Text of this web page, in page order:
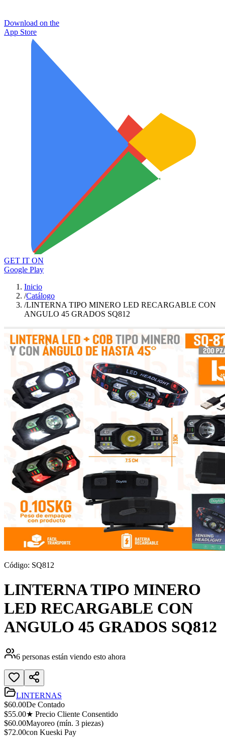
Download on the
App Store
GET IT ON
Google Play
Inicio
/Catálogo
/LINTERNA TIPO MINERO LED RECARGABLE CON
ANGULO 45 GRADOS SQ812
Código: SQ812
LINTERNA TIPO MINERO
LED RECARGABLE CON
ANGULO 45 GRADOS SQ812
6 personas están viendo esto ahora
LINTERNAS
$60.00De Contado
$55.00★ Precio Cliente Consentido
$60.00Mayoreo (mín. 3 piezas)
$72.00con Kueski Pay